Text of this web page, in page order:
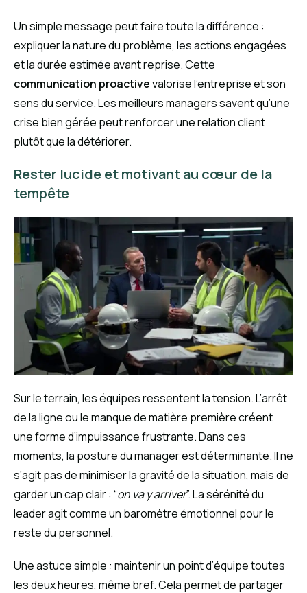
Un simple message peut faire toute la différence :
expliquer la nature du problème, les actions engagées
et la durée estimée avant reprise. Cette
communication proactivevalorise l’entreprise et son
sens du service. Les meilleurs managers savent qu’une
crise bien gérée peut renforcer une relation client
plutôt que la détériorer.
Rester lucide et motivant au cœur de la
tempête
Sur le terrain, les équipes ressentent la tension. L’arrêt
de la ligne ou le manque de matière première créent
une forme d’impuissance frustrante. Dans ces
moments, la posture du manager est déterminante. Il ne
s’agit pas de minimiser la gravité de la situation, mais de
garder un cap clair : “on va y arriver”. La sérénité du
leader agit comme un baromètre émotionnel pour le
reste du personnel.
Une astuce simple : maintenir un point d’équipe toutes
les deux heures, même bref. Cela permet de partager